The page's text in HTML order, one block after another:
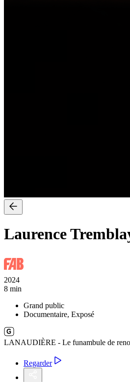
Laurence
2024
8 min
Grand public
Documentaire, Exposé
LANAUDIÈRE - Le funambule de
Regarder